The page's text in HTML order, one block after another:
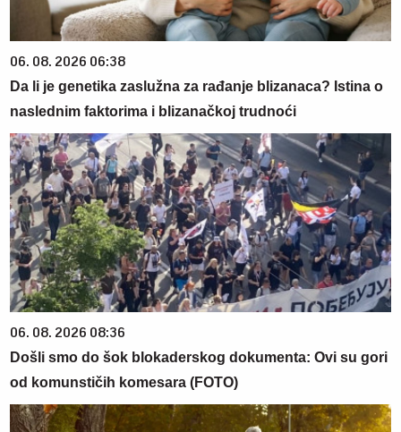
06. 08. 2026 06:38
Da li je genetika zaslužna za rađanje blizanaca? Istina o
naslednim faktorima i blizanačkoj trudnoći
06. 08. 2026 08:36
Došli smo do šok blokaderskog dokumenta: Ovi su gori
od komunstičih komesara (FOTO)